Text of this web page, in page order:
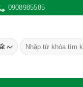
0908985585
Tìm
kiếm: